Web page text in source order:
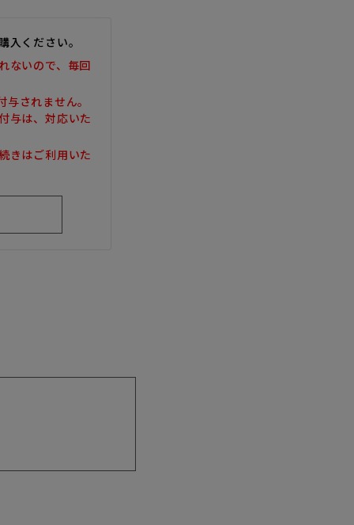
入ください。
ないので、毎回
されません。
与は、対応いた
きはご利用いた